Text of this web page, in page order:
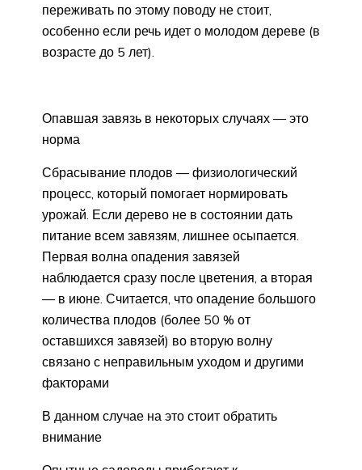
переживать по этому поводу не стоит,
особенно если речь идет о молодом дереве (в
возрасте до 5 лет).
Опавшая завязь в некоторых случаях — это
норма
Сбрасывание плодов — физиологический
процесс, который помогает нормировать
урожай. Если дерево не в состоянии дать
питание всем завязям, лишнее осыпается.
Первая волна опадения завязей
наблюдается сразу после цветения, а вторая
— в июне. Считается, что опадение большого
количества плодов (более 50 % от
оставшихся завязей) во вторую волну
связано с неправильным уходом и другими
факторами
В данном случае на это стоит обратить
внимание